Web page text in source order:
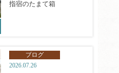
指宿のたまて箱
ブログ
2026.07.26